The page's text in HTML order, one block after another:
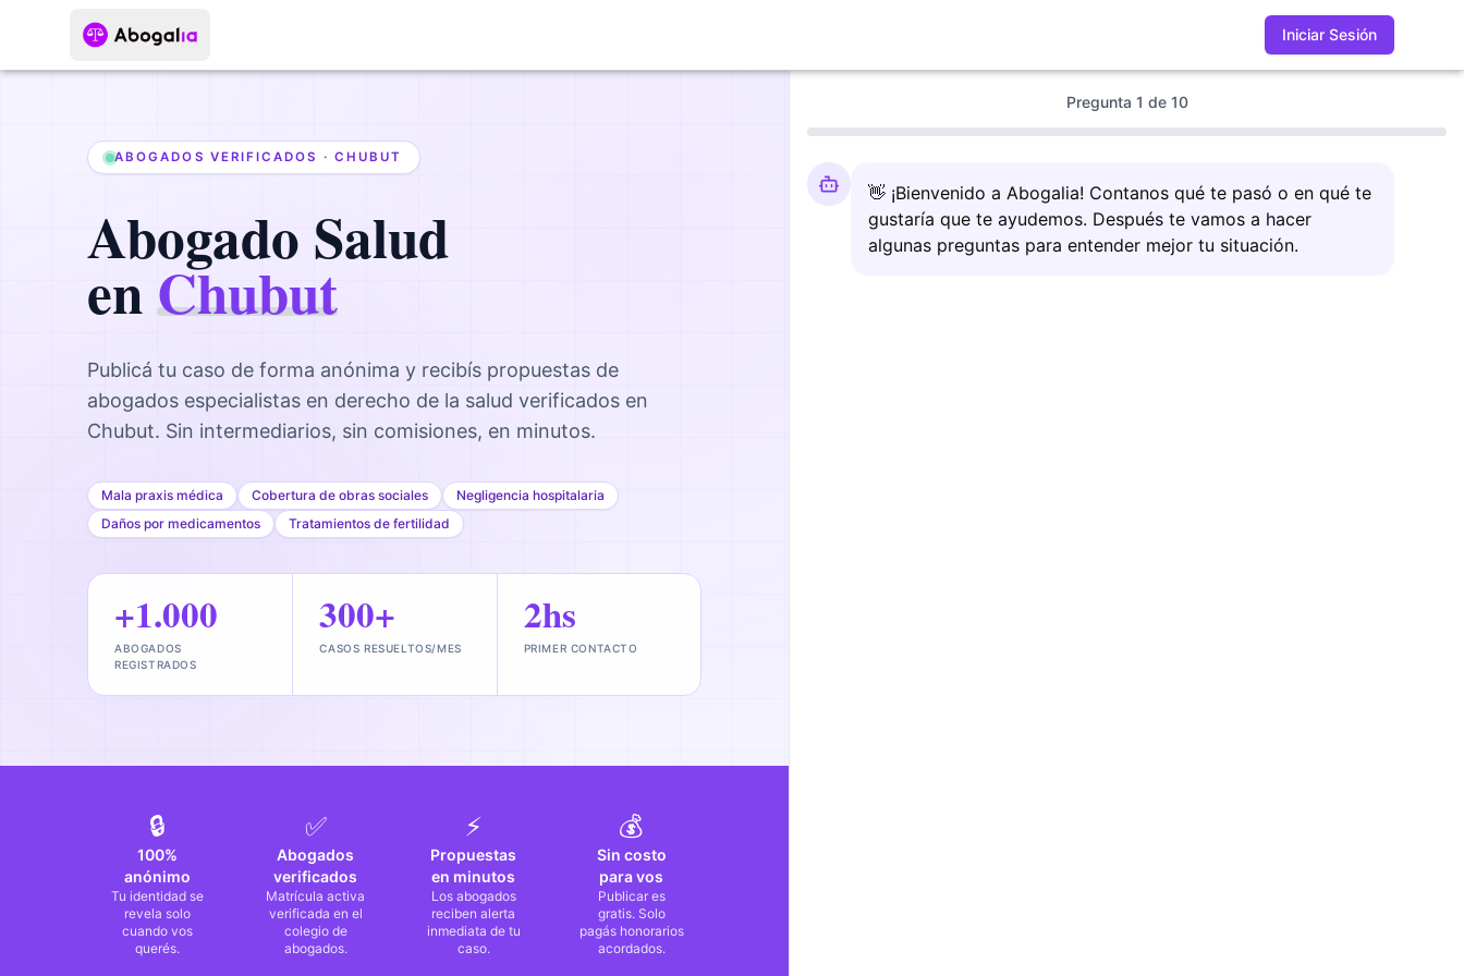
Iniciar Sesión
ABOGADOS VERIFICADOS · CHUBUT
Abogado Salud
enChubut
Publicá tu caso de forma anónima y recibís propuestas de
abogados especialistas en derecho de la salud verificados en
Chubut. Sin intermediarios, sin comisiones, en minutos.
Mala praxis médica Cobertura de obras sociales
Negligencia hospitalaria
Daños por medicamentos
Tratamientos de fertilidad
+1.000
ABOGADOS
REGISTRADOS
300+
CASOS RESUELTOS/MES
2hs
PRIMER CONTACTO
🔒
100%
anónimo
Tu identidad se
revela solo
cuando vos
querés.
✅
Abogados
verificados
Matrícula activa
verificada en el
colegio de
abogados.
⚡
Propuestas
en minutos
Los abogados
reciben alerta
inmediata de tu
caso.
💰
Sin costo
para vos
Publicar es
gratis. Solo
pagás honorarios
acordados.
Pregunta 1 de 10
👋 ¡Bienvenido a Abogalia! Contanos qué te pasó o en qué te
gustaría que te ayudemos. Después te vamos a hacer
algunas preguntas para entender mejor tu situación.